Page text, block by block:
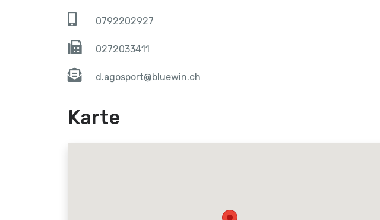
0792202927
0272033411
d.agosport@bluewin.ch
Karte